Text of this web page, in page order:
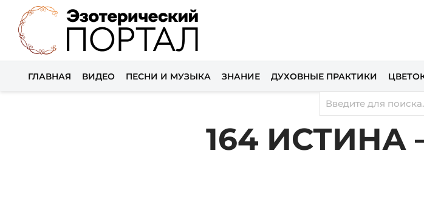
ГЛАВНАЯ ВИДЕО ПЕСНИ И МУЗЫКА ЗНАНИЕ ДУХОВНЫЕ ПРАКТИКИ
164 ИСТИНА